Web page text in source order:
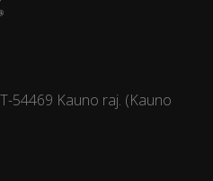
54469 Kauno raj. (Kauno